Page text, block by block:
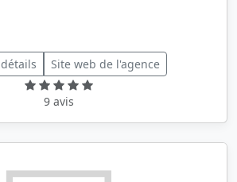
Site web de l'agence
9 avis